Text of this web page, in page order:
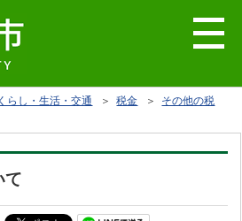
くらし・生活・交通 ＞税金 ＞ その他の税
て